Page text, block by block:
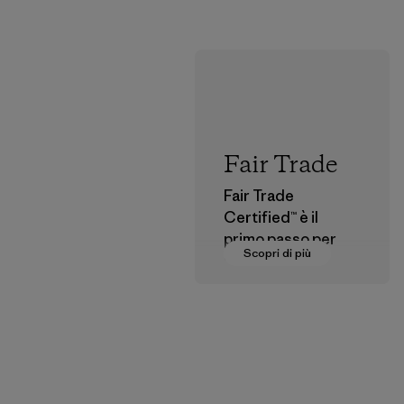
Scopri di più
Fair Trade
Fair Trade
Certified™ è il
primo passo per
pagare salari